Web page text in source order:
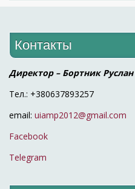
Контакты
Директор – Бортник
Тел.: +380637893257
email: uiamp2012@gmail.com
Facebook
Telegram